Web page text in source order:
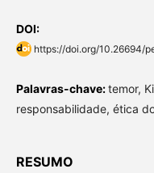
DOI:
https://doi.org/10.26694/
Palavras-chave:temor,
responsabilidade, ética
RESUMO